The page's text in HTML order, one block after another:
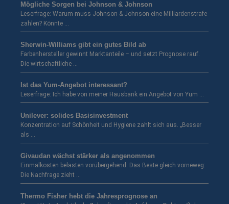
Mögliche Sorgen bei Johnson & Johnson
Leserfrage: Warum muss Johnson & Johnson eine Milliardenstrafe
zahlen? Könnte …
Sherwin-Williams gibt ein gutes Bild ab
Farbenhersteller gewinnt Marktanteile – und setzt Prognose rauf.
Die wirtschaftliche …
Ist das Yum-Angebot interessant?
Leserfrage: Ich habe von meiner Hausbank ein Angebot von Yum …
Unilever: solides Basisinvestment
Konzentration auf Schönheit und Hygiene zahlt sich aus. „Besser
als …
Givaudan wächst stärker als angenommen
Einmalkosten belasten vorübergehend. Das Beste gleich vorneweg:
Die Nachfrage zieht …
Thermo Fisher hebt die Jahresprognose an